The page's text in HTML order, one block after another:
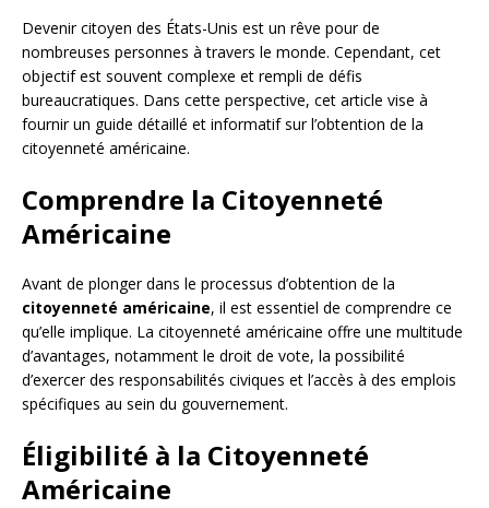
Devenir citoyen des États-Unis est un rêve pour de
nombreuses personnes à travers le monde. Cependant, cet
objectif est souvent complexe et rempli de défis
bureaucratiques. Dans cette perspective, cet article vise à
fournir un guide détaillé et informatif sur l’obtention de la
citoyenneté américaine.
Comprendre la Citoyenneté
Américaine
Avant de plonger dans le processus d’obtention de la
citoyenneté américaine, il est essentiel de comprendre ce
qu’elle implique. La citoyenneté américaine offre une multitude
d’avantages, notamment le droit de vote, la possibilité
d’exercer des responsabilités civiques et l’accès à des emplois
spécifiques au sein du gouvernement.
Éligibilité à la Citoyenneté
Américaine